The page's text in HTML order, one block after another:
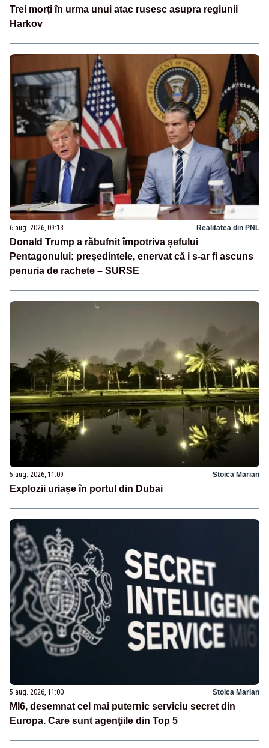
Trei morți în urma unui atac rusesc asupra regiunii
Harkov
6 aug. 2026, 09:13 Realitatea din PNL
Donald Trump a răbufnit împotriva șefului
Pentagonului: președintele, enervat că i s-ar fi ascuns
penuria de rachete – SURSE
5 aug. 2026, 11:09 Stoica Marian
Explozii uriașe în portul din Dubai
5 aug. 2026, 11:00 Stoica Marian
MI6, desemnat cel mai puternic serviciu secret din
Europa. Care sunt agenţiile din Top 5